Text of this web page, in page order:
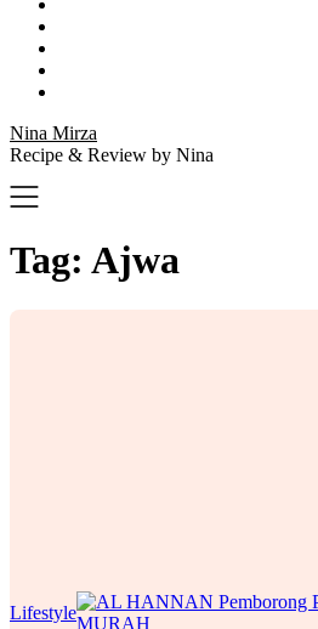
Nina Mirza
Recipe & Review by Nina
Tag: Ajwa
Lifestyle